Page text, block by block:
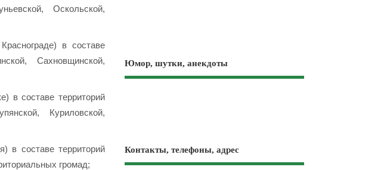
Оскольской,
в составе
Сахновщинской,
в составе территорий
Куриловской,
в составе территорий
громад;
Юмор, шутки, анекдоты
Контакты, телефоны, адрес